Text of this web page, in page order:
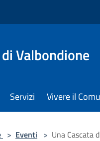
Valbondione
Servizi Vivere il
> Eventi > Una Cascata